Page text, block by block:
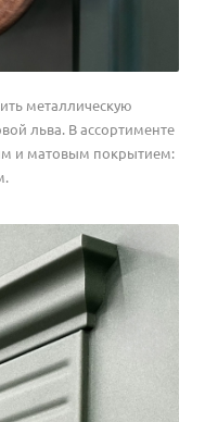
металлическую
льва. В ассортименте
и матовым покрытием: